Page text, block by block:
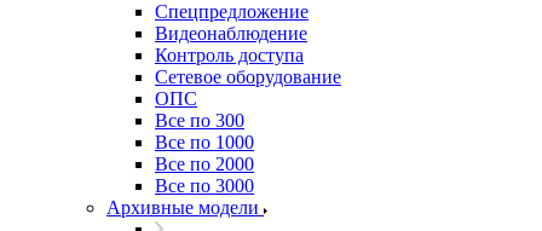
Спецпредложение
Видеонаблюдение
Контроль доступа
Сетевое оборудование
ОПС
Все по 300
Все по 1000
Все по 2000
Все по 3000
Архивные модели